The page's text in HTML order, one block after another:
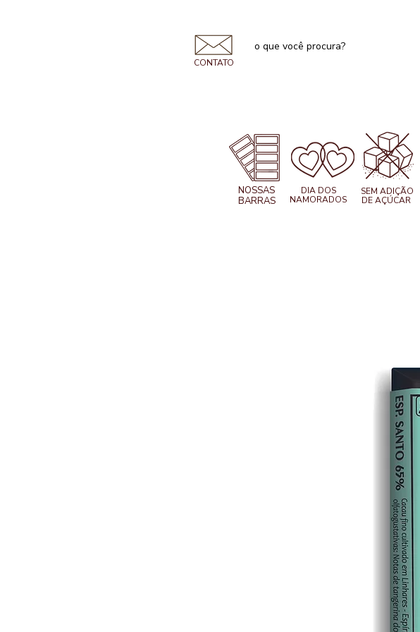
CONTATO
NOSSAS
BARRAS
DIA DOS
NAMORADOS
SEM ADIÇÃO
DE AÇÚCAR